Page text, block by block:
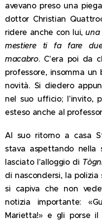
avevano preso una
dottor Christian
ridere anche con lui,una
mestiere ti fa fare
macabro. C'era poi da
professore, insomma
novità. Si diedero
nel suo ufficio; l'invito,
esteso anche al
Al suo ritorno a casa
stava aspettando nella
lasciato l'alloggio di
di nascondersi, la
si capiva che non
notizia importante:
Marietta!» e gli porse